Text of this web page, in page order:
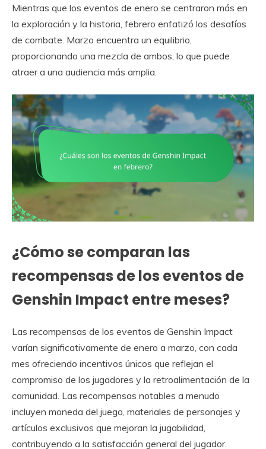
Mientras que los eventos de enero se centraron más en
la exploración y la historia, febrero enfatizó los desafíos
de combate. Marzo encuentra un equilibrio,
proporcionando una mezcla de ambos, lo que puede
atraer a una audiencia más amplia.
¿Cómo se comparan las
recompensas de los eventos de
Genshin Impact entre meses?
Las recompensas de los eventos de Genshin Impact
varían significativamente de enero a marzo, con cada
mes ofreciendo incentivos únicos que reflejan el
compromiso de los jugadores y la retroalimentación de la
comunidad. Las recompensas notables a menudo
incluyen moneda del juego, materiales de personajes y
artículos exclusivos que mejoran la jugabilidad,
contribuyendo a la satisfacción general del jugador.